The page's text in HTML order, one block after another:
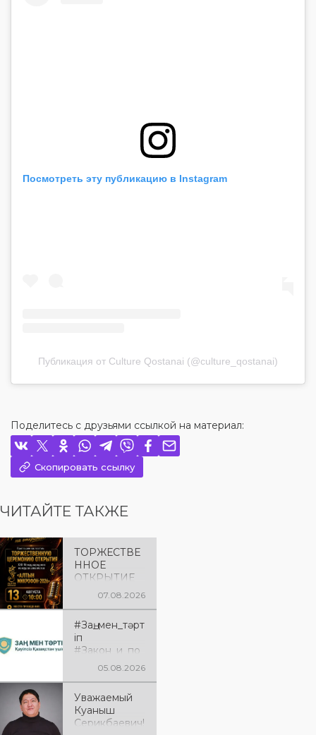
Посмотреть эту публикацию в Instagram
Публикация от Culture Qostanai (@culture_qostanai)
Поделитесь с друзьями ссылкой на материал:
Скопировать ссылку
ЧИТАЙТЕ ТАКЖЕ
ТОРЖЕСТВЕ
ННОЕ
ОТКРЫТИЕ
«АЛТЫН
Приглашаем
вас на
торжественн
церемонию
открытия XXII
Международ
ного
07.08.2026
#Заң_мен_тәрт
іп
#Закон_и_по
рядок05.08.2026
Уважаемый
Куаныш
Серикбаевич!